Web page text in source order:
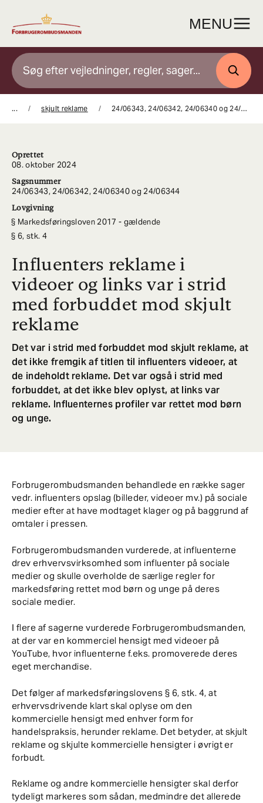
indhold
MENU
SØG
... skjult reklame 24/06343, 24/06342, 24/06340 og 24/06344 Influenters reklame i videoer og links var i strid med forbuddet mod skjult reklame
Oprettet
08. oktober 2024
Sagsnummer
24/06343, 24/06342, 24/06340 og 24/06344
Lovgivning
Markedsføringsloven 2017 - gældende
6, stk. 4
Influenters reklame i
videoer og links var i strid
med forbuddet mod skjult
reklame
Det var i strid med forbuddet mod skjult reklame, at
det ikke fremgik af titlen til influenters videoer, at
de indeholdt reklame. Det var også i strid med
forbuddet, at det ikke blev oplyst, at links var
reklame. Influenternes profiler var rettet mod børn
og unge.
Forbrugerombudsmanden behandlede en række sager
vedr. influenters opslag (billeder, videoer mv.) på sociale
medier efter at have modtaget klager og på baggrund af
omtaler i pressen.
Forbrugerombudsmanden vurderede, at influenterne
drev erhvervsvirksomhed som influenter på sociale
medier og skulle overholde de særlige regler for
markedsføring rettet mod børn og unge på deres
sociale medier.
I flere af sagerne vurderede Forbrugerombudsmanden,
at der var en kommerciel hensigt med videoer på
YouTube, hvor influenterne f.eks. promoverede deres
eget merchandise.
Det følger af markedsføringslovens § 6, stk. 4, at
erhvervsdrivende klart skal oplyse om den
kommercielle hensigt med enhver form for
handelspraksis, herunder reklame. Det betyder, at skjult
reklame og skjulte kommercielle hensigter i øvrigt er
forbudt.
Reklame og andre kommercielle hensigter skal derfor
tydeligt markeres som sådan, medmindre det allerede